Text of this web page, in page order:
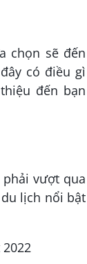
chọn sẽ đến
có điều gì
đến bạn
vượt qua
lịch nổi bật